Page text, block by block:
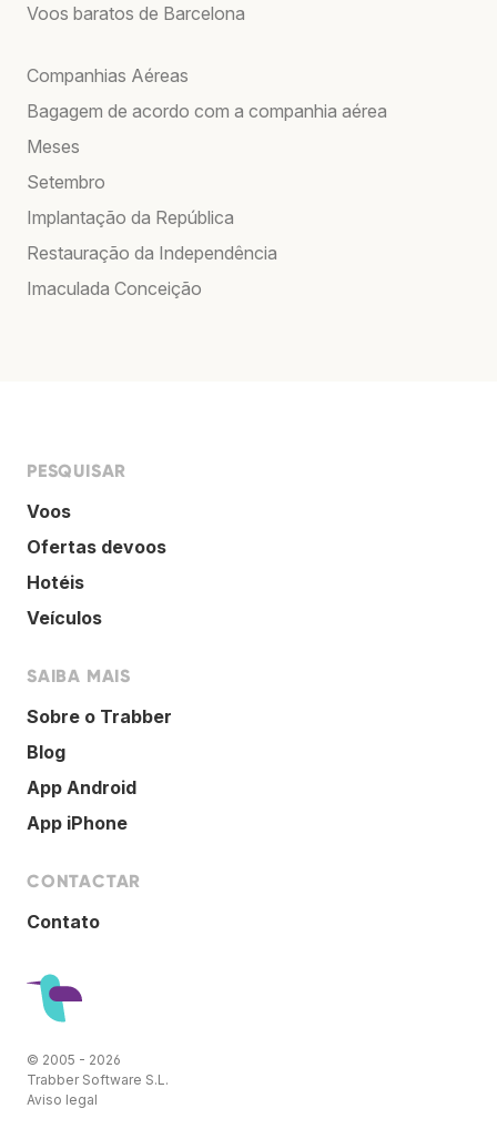
Voos baratos de Barcelona
Companhias Aéreas
Bagagem de acordo com a companhia aérea
Meses
Setembro
Implantação da República
Restauração da Independência
Imaculada Conceição
PESQUISAR
Voos
Ofertas devoos
Hotéis
Veículos
SAIBA MAIS
Sobre o Trabber
Blog
App Android
App iPhone
CONTACTAR
Contato
© 2005 - 2026
Trabber Software S.L.
Aviso legal